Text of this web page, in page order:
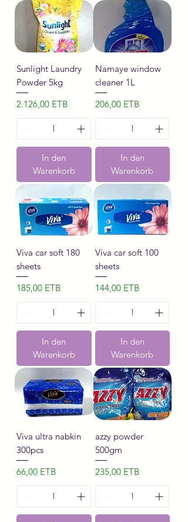
Sunlight Laundry
Powder 5kg
Preis
2.126,00 ETB
In den
Warenkorb
Namaye window
cleaner 1L
Preis
206,00 ETB
In den
Warenkorb
Viva car soft 180
sheets
Preis
185,00 ETB
In den
Warenkorb
Viva car soft 100
sheets
Preis
144,00 ETB
In den
Warenkorb
Viva ultra nabkin
300pcs
Preis
66,00 ETB
azzy powder
500gm
Preis
235,00 ETB